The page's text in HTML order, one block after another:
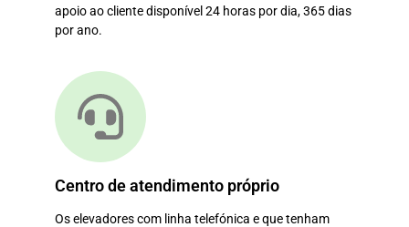
apoio ao cliente disponível 24 horas por dia, 365 dias
por ano.
Centro de atendimento próprio
Os elevadores com linha telefónica e que tenham